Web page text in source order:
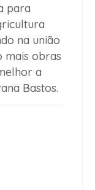
para
na união
mais obras
a
Bastos.